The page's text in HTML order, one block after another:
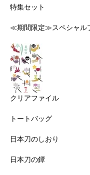
特集セット
≪期間限定≫スペシャル
クリアファイル
トートバッグ
日本刀のしおり
日本刀の鐔